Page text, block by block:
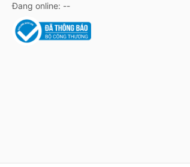
Đang online: --